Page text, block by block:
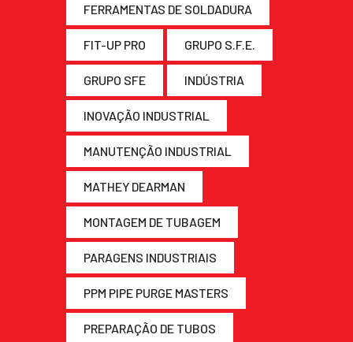
FERRAMENTAS DE SOLDADURA
FIT-UP PRO GRUPO S.F.E.
GRUPO SFE INDÚSTRIA
INOVAÇÃO INDUSTRIAL
MANUTENÇÃO INDUSTRIAL
MATHEY DEARMAN
MONTAGEM DE TUBAGEM
PARAGENS INDUSTRIAIS
PPM PIPE PURGE MASTERS
PREPARAÇÃO DE TUBOS